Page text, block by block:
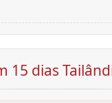
15 dias